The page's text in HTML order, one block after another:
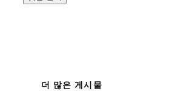
더 많은 게시물